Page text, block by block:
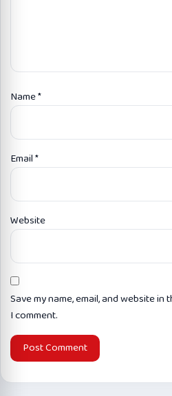
Name*
Email*
Website
Save my name, email, and website
I comment.